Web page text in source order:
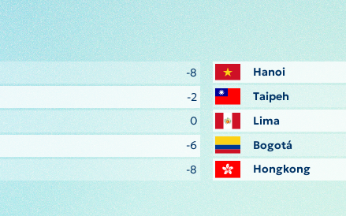
-8
-2
0
-6
-8
Hanoi
Taipeh
Lima
Bogotá
Hongkong